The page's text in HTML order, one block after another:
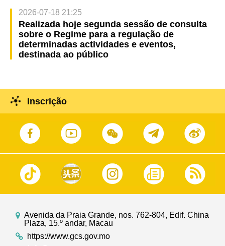
2026-07-18 21:25
Realizada hoje segunda sessão de consulta
sobre o Regime para a regulação de
determinadas actividades e eventos,
destinada ao público
Inscrição
Avenida da Praia Grande, nos. 762-804, Edif. China
Plaza, 15.º andar, Macau
https://www.gcs.gov.mo